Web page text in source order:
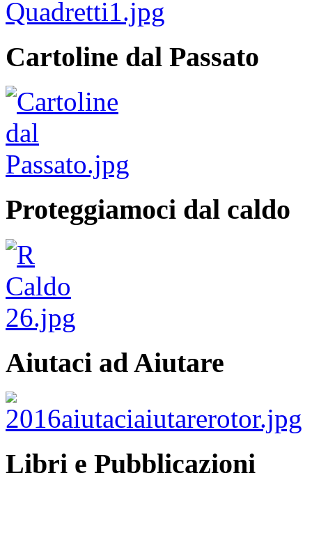
Cartoline dal Passato
Proteggiamoci dal caldo
Aiutaci ad Aiutare
Libri e Pubblicazioni